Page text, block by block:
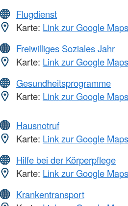
Flugdienst
Karte: Link zur Google
Freiwilliges Soziales Jahr
Karte: Link zur Google
Gesundheitsprogramme
Karte: Link zur Google
Hausnotruf
Karte: Link zur Google
Hilfe bei der Körperpflege
Karte: Link zur Google
Krankentransport